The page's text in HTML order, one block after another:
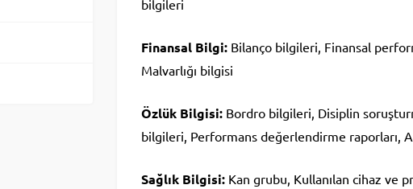
bilgileri
Finansal Bilgi: Bilanço bilgileri, Finansal
Malvarlığı bilgisi
Özlük Bilgisi: Bordro bilgileri, Disiplin
bilgileri, Performans değerlendirme raporları,
Sağlık Bilgisi: Kan grubu, Kullanılan cihaz ve